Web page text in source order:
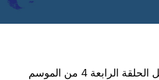
مشاهدة و تحميل الحلقة الرابعة 4 من الموسم